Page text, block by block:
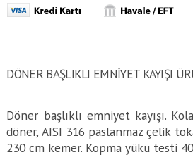
DÖNER BAŞLIKLI EMNIYET KAYIŞI
Döner başlıklı emniyet kayışı.
döner, AISI 316 paslanmaz çelik
230 cm kemer. Kopma yükü testi